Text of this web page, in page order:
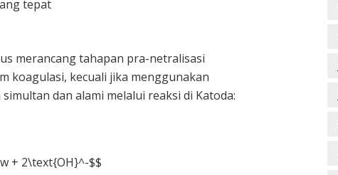
merancang tahapan pra-netralisasi
koagulasi, kecuali jika menggunakan
dan alami melalui reaksi di Katoda:
+ 2\text{OH}^-$$